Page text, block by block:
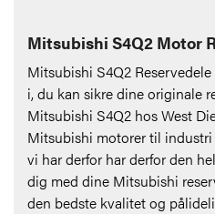
Mitsubishi S4Q2 Motor
Mitsubishi S4Q2
i, du kan sikre dine originale
Mitsubishi S4Q2 hos West
Mitsubishi motorer til industri
vi har derfor har derfor den
dig med dine Mitsubishi
den bedste kvalitet og